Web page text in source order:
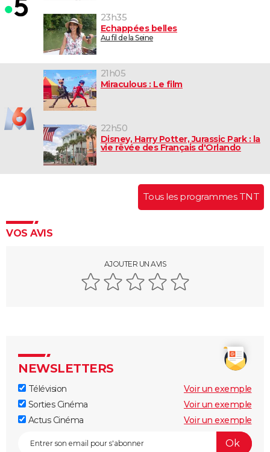
23h35
Echappées belles
Au fil de la Seine
21h05
Miraculous : Le film
22h50
Disney, Harry Potter, Jurassic Park : la
vie rêvée des Français d'Orlando
Tous les programmes TNT
VOS AVIS
AJOUTER UN AVIS
NEWSLETTERS
Télévision
Voir un exemple
Sorties Cinéma
Voir un exemple
Actus Cinéma
Voir un exemple